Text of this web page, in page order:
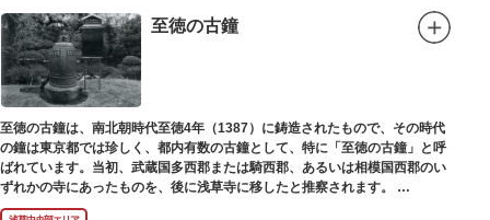
至徳の古鐘
至徳の古鐘は、南北朝時代至徳4年（1387）に鋳造されたもので、その時代
の鐘は東京都では珍しく、都内有数の古鐘として、特に「至徳の古鐘」と呼
ばれています。当初、武蔵国多西郡または騎西郡、あるいは相模国西郡のい
ずれかの寺にあったものを、後に浅草寺に移したと推察されます。
現在は、五重塔北側の絵馬堂内に保管されています。絵馬堂は通常非公開と